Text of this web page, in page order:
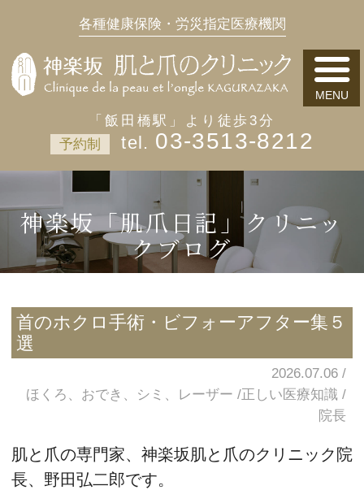
各種健康保険・労災指定医療機関
「飯田橋駅」より徒歩3分
予約制
03-3513-8212
神楽坂「肌爪日記」クリニッ
クブログ
首のホクロ手術・ビフォーアフター集５
選
2026.07.06
ほくろ、おでき、シミ、レーザー 正しい医療知識
院長
肌と爪の専門家、神楽坂肌と爪のクリニック院
長、野田弘二郎です。